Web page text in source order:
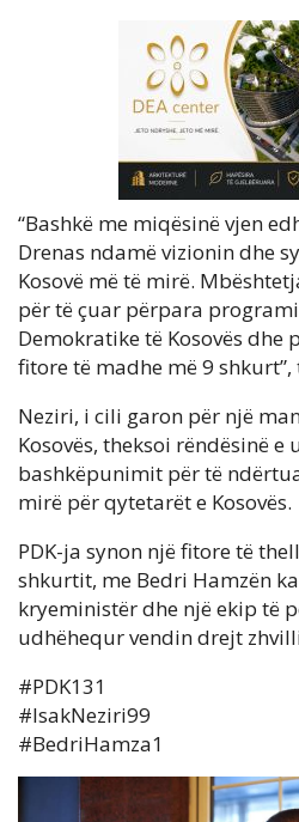
“Bashkë me miqësinë vjen
Drenas ndamë vizionin dhe
Kosovë më të mirë.
për të çuar përpara
Demokratike të Kosovës dhe
fitore të madhe më 9 shkurt”,
Neziri, i cili garon për një
Kosovës, theksoi rëndësinë e
bashkëpunimit për të
mirë për qytetarët e Kosovës.
PDK-ja synon një fitore të
shkurtit, me Bedri Hamzën
kryeministër dhe një ekip të
udhëhequr vendin drejt
#PDK131
#IsakNeziri99
#BedriHamza1